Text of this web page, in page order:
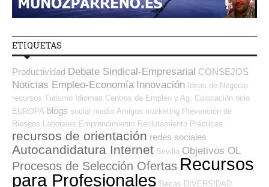
ETIQUETAS
Productividad Debate Sindical-Empresarial CONSEJOS
Noticias Empleo-Economía Innovación Ideas de Negocio
recursos Turismo Idiomas Centros de Empleo y Ag. Colocación ocio
EUROPA blogs social media Amigos marketing Prevención de
Riesgos Laborales Emprendimiento Reclutamiento Prácticas
recursos de orientación redes sociales
Autocandidatura Internet Sevilla Objetivos OL
Procesos de Selección Ofertas Recursos
para Profesionales Becas DIVERSIDAD